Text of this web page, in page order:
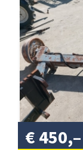
€ 450,–